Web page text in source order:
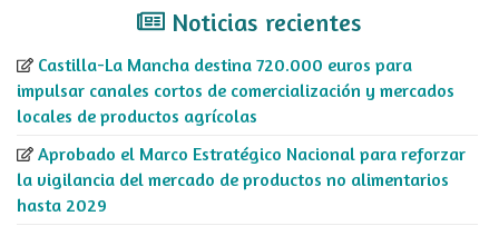
Noticias recientes
Castilla-La Mancha destina 720.000 euros para
impulsar canales cortos de comercialización y mercados
locales de productos agrícolas
Aprobado el Marco Estratégico Nacional para reforzar
la vigilancia del mercado de productos no alimentarios
hasta 2029